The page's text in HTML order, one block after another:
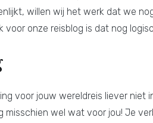
willen wij het werk dat we
voor onze reisblog is dat nog
voor jouw wereldreis liever niet
misschien wel wat voor jou! Je